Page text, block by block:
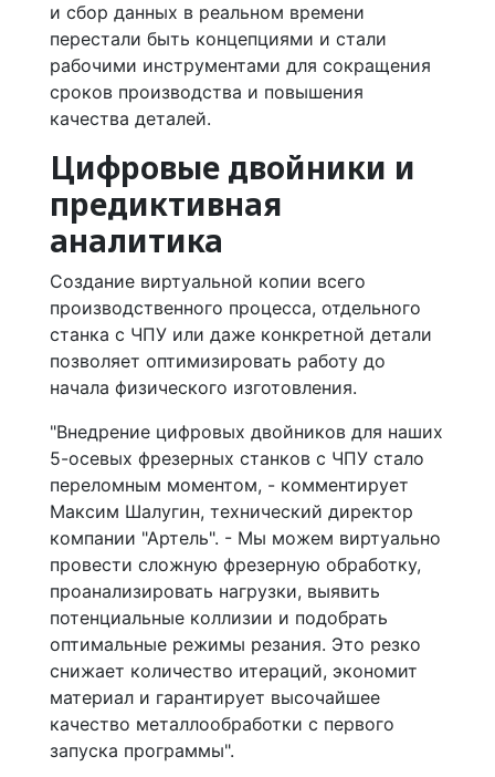
и сбор данных в реальном времени
перестали быть концепциями и стали
рабочими инструментами для сокращения
сроков производства и повышения
качества деталей.
Цифровые двойники и
предиктивная
аналитика
Создание виртуальной копии всего
производственного процесса, отдельного
станка с ЧПУ или даже конкретной детали
позволяет оптимизировать работу до
начала физического изготовления.
"Внедрение цифровых двойников для наших
5-осевых фрезерных станков с ЧПУ стало
переломным моментом, - комментирует
Максим Шалугин, технический директор
компании "Артель". - Мы можем виртуально
провести сложную фрезерную обработку,
проанализировать нагрузки, выявить
потенциальные коллизии и подобрать
оптимальные режимы резания. Это резко
снижает количество итераций, экономит
материал и гарантирует высочайшее
качество металлообработки с первого
запуска программы".